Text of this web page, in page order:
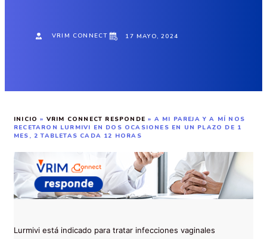
VRIM CONNECT 17 MAYO, 2024
INICIO » VRIM CONNECT RESPONDE » A MI PAREJA Y A MÍ NOS
RECETARON LURMIVI EN DOS OCASIONES EN UN PLAZO DE 1
MES, 2 TABLETAS CADA 12 HORAS
Lurmivi está indicado para tratar infecciones vaginales